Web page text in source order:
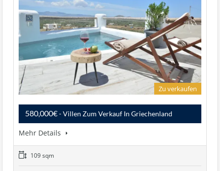
Zu verkaufen
580,000€- Villen Zum Verkauf In Griechenland
Mehr Details
109 sqm